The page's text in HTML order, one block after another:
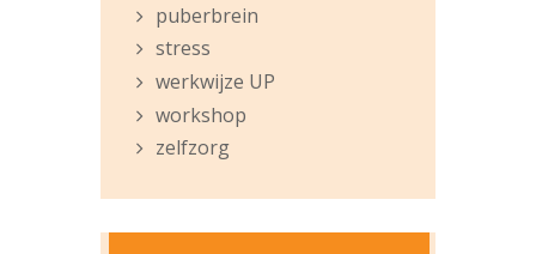
puberbrein
stress
werkwijze UP
workshop
zelfzorg